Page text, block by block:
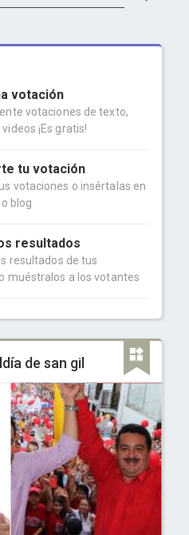
votación
votaciones de texto,
¡Es gratis!
tu votación
votaciones o insértalas en
blog
resultados
resultados de tus
muéstralos a los votantes
de san gil